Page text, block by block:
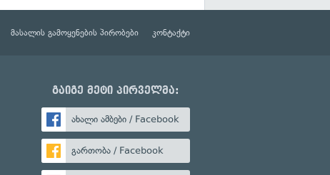
მასალის გამოყენების პირობები კონტაქტი
გაიგე მეტი პირველმა:
ახალი ამბები / Facebook
გართობა / Facebook